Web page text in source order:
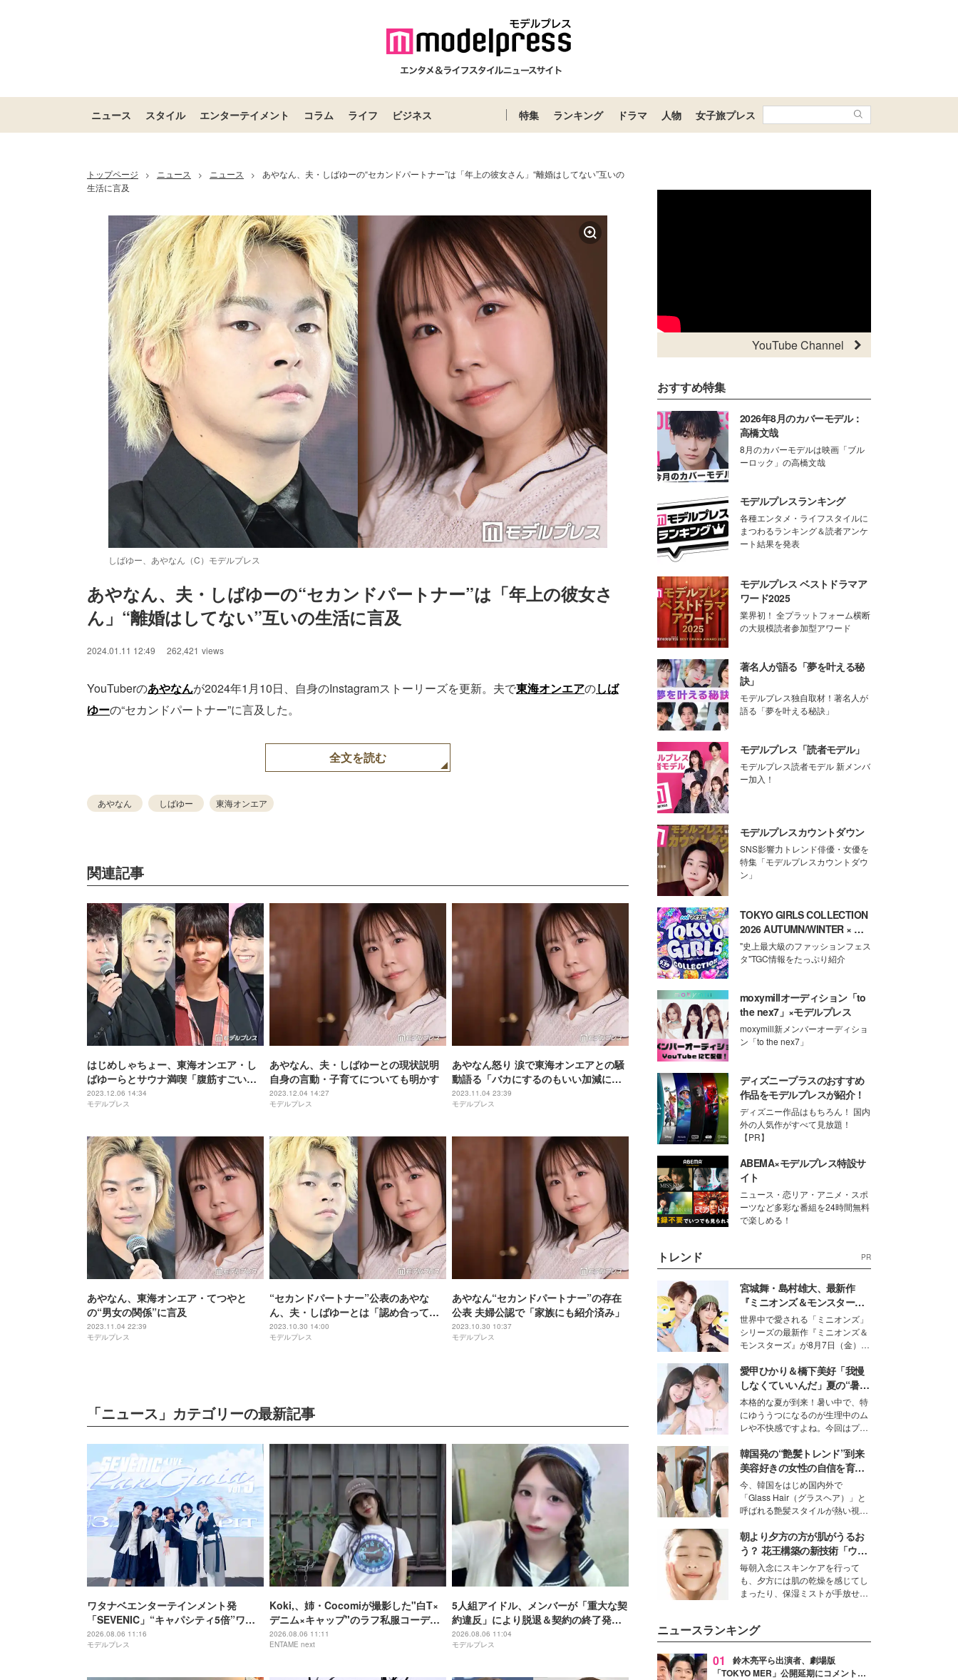
ニュース スタイル エンターテイメント コラム ライフ ビジネス 特集 ランキング ドラマ 人物 女子旅プレス
トップページ > ニュース > ニュース >
あやなん、夫・しばゆーの“セカンドパートナー”は「年上の彼女さん」“離婚はしてない”互いの
生活に言及
しばゆー、あやなん（C）モデルプレス
Unmute / Loaded:
87.03%
あやなん、夫・しばゆーの“セカンドパートナー”は「年上の彼女さ
ん」“離婚はしてない”互いの生活に言及
2024.01.11 12:49 262,421 views
YouTuberのあやなんが2024年1月10日、自身のInstagramストーリーズを更新。夫で東海オンエアのしば
ゆーの“セカンドパートナー”に言及した。
全文を読む
あやなん しばゆー 東海オンエア
関連記事
はじめしゃちょー、東海オンエア・し
ばゆーらとサウナ満喫「腹筋すごい」
「元気そうで良かった」の声
2023.12.06 14:34
モデルプレス
あやなん、夫・しばゆーとの現状説明
自身の言動・子育てについても明かす
2023.12.04 14:27
モデルプレス
あやなん怒り 涙で東海オンエアとの騒
動語る「バカにするのもいい加減にし
て」
2023.11.04 23:39
モデルプレス
あやなん、東海オンエア・てつやと
の“男女の関係”に言及
2023.11.04 22:39
モデルプレス
“セカンドパートナー”公表のあやな
ん、夫・しばゆーとは「認め合って
る」現状説明「結果スムーズに回った
りしています」
2023.10.30 14:00
モデルプレス
あやなん“セカンドパートナー”の存在
公表 夫婦公認で「家族にも紹介済み」
2023.10.30 10:37
モデルプレス
「ニュース」カテゴリーの最新記事
ワタナベエンターテインメント発
「SEVENIC」“キャパシティ5倍”ワン
マンライブ開催サプライズ発表
2026.08.06 11:16
モデルプレス
Koki,、姉・Cocomiが撮影した"白T×
デニム×キャップ"のラフ私服コーデを
公開
2026.08.06 11:11
ENTAME next
5人組アイドル、メンバーが「重大な契
約違反」により脱退＆契約の終了発表
本人も謝罪
2026.08.06 11:04
モデルプレス
YouTube Channel
おすすめ特集
2026年8月のカバーモデル：
高橋文哉
8月のカバーモデルは映画「ブル
ーロック」の高橋文哉
モデルプレスランキング
各種エンタメ・ライフスタイルに
まつわるランキング＆読者アンケ
ート結果を発表
モデルプレス ベストドラマア
ワード2025
業界初！ 全プラットフォーム横断
の大規模読者参加型アワード
著名人が語る「夢を叶える秘
訣」
モデルプレス独自取材！著名人が
語る「夢を叶える秘訣」
モデルプレス「読者モデル」
モデルプレス読者モデル 新メンバ
ー加入！
モデルプレスカウントダウン
SNS影響力トレンド俳優・女優を
特集「モデルプレスカウントダウ
ン」
TOKYO GIRLS COLLECTION
2026 AUTUMN/WINTER × モ
デルプレス
"史上最大級のファッションフェス
タ"TGC情報をたっぷり紹介
moxymillオーディション「to
the nex7」×モデルプレス
moxymill新メンバーオーディショ
ン「to the nex7」
ディズニープラスのおすすめ
作品をモデルプレスが紹介！
ディズニー作品はもちろん！ 国内
外の人気作がすべて見放題！
【PR】
ABEMA×モデルプレス特設サ
イト
ニュース・恋リア・アニメ・スポ
ーツなど多彩な番組を24時間無料
で楽しめる！
トレンド PR
宮城舞・島村雄大、最新作
『ミニオンズ＆モンスター
ズ』の魅力熱弁 ハチャメチャ
だけじゃない“友情と絆”に感
動
世界中で愛される「ミニオンズ」
シリーズの最新作『ミニオンズ＆
モンスターズ』が8月7日（金）に
ニオン好き”という共通点を持つモ
デルの宮城舞と島村雄大の特別対
談をお届け！それぞれの視点か
ら、今作ならではの魅力や予想外
の感動をもたらす奥深いストーリ
ーについて熱く語り合ってもらっ
た。
愛甲ひかり＆橋下美好「我慢
しなくていいんだ」夏の“暑さ
対策”の新しい選択肢とは？
本格的な夏が到来！暑い中で、特
にゆううつになるのが生理中のム
レや不快感ですよね。今回はプラ
モデル・愛甲ひかりさんと橋下美
好さんを迎えて本音で女子会トー
ク。猛暑のお出かけを快適に過ご
すヒントや、2人が感動した夏の
生理の新常識にも迫りました。
韓国発の“艶髪トレンド”到来
美容好きの女性の自信を育む
「ヘアケア事情」って？
今、韓国をはじめ国内外で
「Glass Hair（グラスヘア）」と
呼ばれる艶髪スタイルが熱い視線
ションの完成度を高めるベースと
して、“髪そのものの美しさ”に改
めて注目する人が増えている様
子。今回は、そんな憧れの艶やか
な髪を日常で叶える、美容好きの
女性たちのヘアケア事情を紹介し
朝より夕方の方が肌がうるお
う？ 花王構築の新技術「ウォ
ーターキャプチャリングスキ
ン（捕水肌）」がスキンケア
の常識を変える予感
毎朝入念にスキンケアを行って
も、夕方には肌の乾燥を感じてし
まったり、保湿ミストが手放せな
性を秘めた、革新的な「Water
Capturing Skin（ウォーターキャ
プチャリングスキン：捕水肌）」
技術を、花王が構築した。
ニュースランキング
01
鈴木亮平ら出演者、劇場版
「TOKYO MER」公開延期にコメント